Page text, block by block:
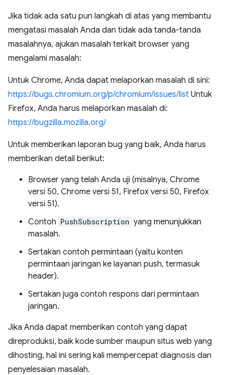
Jika tidak ada satu pun langkah di atas yang membantu
mengatasi masalah Anda dan tidak ada tanda-tanda
masalahnya, ajukan masalah terkait browser yang
mengalami masalah:
Untuk Chrome, Anda dapat melaporkan masalah di sini:
https://bugs.chromium.org/p/chromium/issues/list Untuk
Firefox, Anda harus melaporkan masalah di:
https://bugzilla.mozilla.org/
Untuk memberikan laporan bug yang baik, Anda harus
memberikan detail berikut:
Browser yang telah Anda uji (misalnya, Chrome
versi 50, Chrome versi 51, Firefox versi 50, Firefox
versi 51).
Contoh PushSubscription yang menunjukkan
masalah.
Sertakan contoh permintaan (yaitu konten
permintaan jaringan ke layanan push, termasuk
header).
Sertakan juga contoh respons dari permintaan
jaringan.
Jika Anda dapat memberikan contoh yang dapat
direproduksi, baik kode sumber maupun situs web yang
dihosting, hal ini sering kali mempercepat diagnosis dan
penyelesaian masalah.